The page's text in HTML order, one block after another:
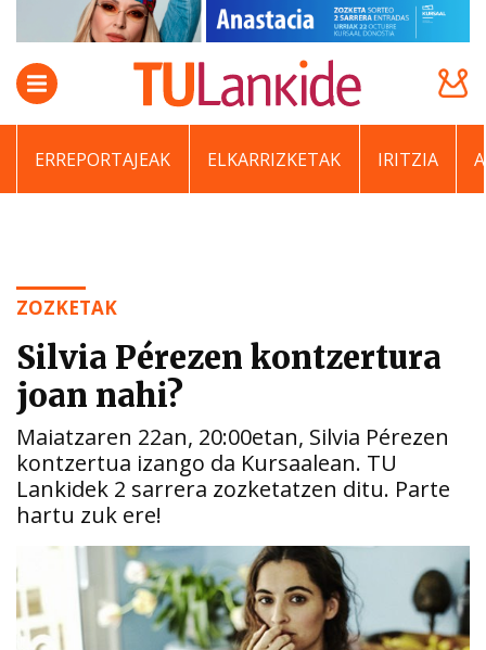
ERREPORTAJEAK ELKARRIZKETAK IRITZIA
ZOZKETAK
Silvia Pérezen kontzertura
joan nahi?
Maiatzaren 22an, 20:00etan, Silvia Pérezen
kontzertua izango da Kursaalean. TU
Lankidek 2 sarrera zozketatzen ditu. Parte
hartu zuk ere!